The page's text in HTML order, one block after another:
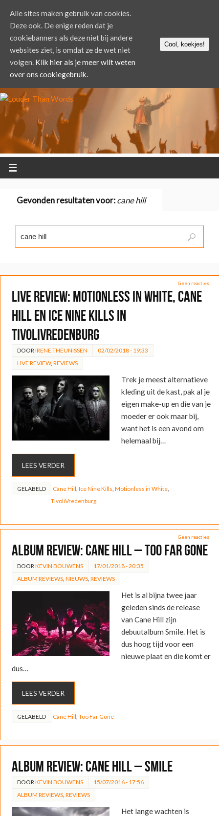
Gevonden resultaten voor:cane hill
Geen reacties
LIVE REVIEW: Motionless in White, Cane
Hill en Ice Nine Kills in
TivoliVredenburg
DOOR IRENE THEUNISSEN
02/02/2018 - 19:33
LIVE REVIEW, REVIEWS
Trek je meest alternatieve
kleding uit de kast, pak al je
eigen make-up en die van je
moeder er ook maar bij,
want het is een avond om
helemaal bij…
LEES VERDER
GELABELD Cane Hill Ice Nine Kills Motionless in White,
TivoliVredenburg
Geen reacties
ALBUM REVIEW: Cane Hill – Too Far Gone
DOOR KEVIN BOUWENS
17/01/2018 - 20:35
ALBUM REVIEWS, NIEUWS, REVIEWS
Het is al bijna twee jaar
geleden sinds de release
van Cane Hill zijn
debuutalbum Smile. Het is
dus hoog tijd voor een
nieuwe plaat en die komt er
dus…
LEES VERDER
GELABELD Cane Hill Too Far Gone
ALBUM REVIEW: Cane Hill – Smile
DOOR KEVIN BOUWENS
15/07/2016 - 17:56
ALBUM REVIEWS, REVIEWS
Het lange wachten is
Alle sites maken gebruik van cookies.
Deze ook. De enige reden dat je
cookiebanners als deze niet bij andere
websites ziet, is omdat ze de wet niet
volgen. Klik hier als je meer wilt weten
over ons cookiegebruik.
Cool, koekjes!